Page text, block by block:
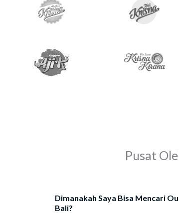
Pusat
Dimanakah Saya Bisa Mencari
Bali?